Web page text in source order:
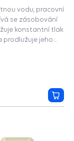
vodu, pracovní
se zásobování
konstantní tlak
prodlužuje jeho
funkce: PRESS
proti přetížení,
do